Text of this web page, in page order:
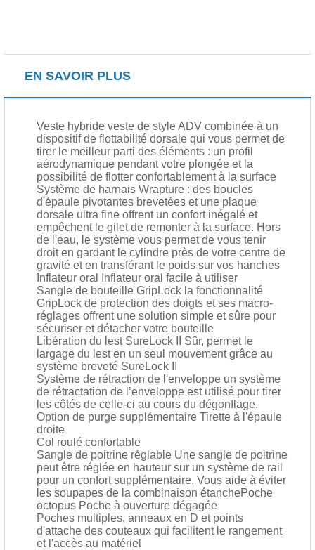
EN SAVOIR PLUS
Veste hybride veste de style ADV combinée à un
dispositif de flottabilité dorsale qui vous permet de
tirer le meilleur parti des éléments : un profil
aérodynamique pendant votre plongée et la
possibilité de flotter confortablement à la surface
Système de harnais Wrapture : des boucles
d'épaule pivotantes brevetées et une plaque
dorsale ultra fine offrent un confort inégalé et
empêchent le gilet de remonter à la surface. Hors
de l'eau, le système vous permet de vous tenir
droit en gardant le cylindre près de votre centre de
gravité et en transférant le poids sur vos hanches
Inflateur oral Inflateur oral facile à utiliser
Sangle de bouteille GripLock la fonctionnalité
GripLock de protection des doigts et ses macro-
réglages offrent une solution simple et sûre pour
sécuriser et détacher votre bouteille
Libération du lest SureLock II Sûr, permet le
largage du lest en un seul mouvement grâce au
système breveté SureLock II
Système de rétraction de l'enveloppe un système
de rétractation de l’enveloppe est utilisé pour tirer
les côtés de celle-ci au cours du dégonflage.
Option de purge supplémentaire Tirette à l'épaule
droite
Col roulé confortable
Sangle de poitrine réglable Une sangle de poitrine
peut être réglée en hauteur sur un système de rail
pour un confort supplémentaire. Vous aide à éviter
les soupapes de la combinaison étanchePoche
octopus Poche à ouverture dégagée
Poches multiples, anneaux en D et points
d'attache des couteaux qui facilitent le rangement
et l'accès au matériel